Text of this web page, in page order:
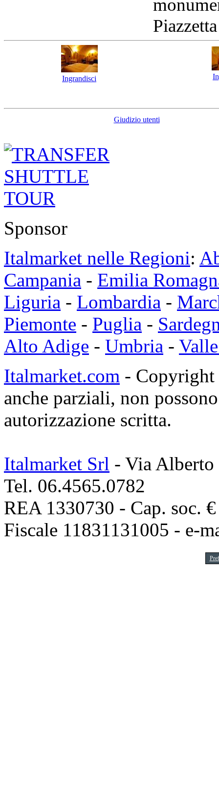
Ingrandisci
Giudizio utenti
Sponsor
Italmarket nelle Regioni:
Campania - Emilia
Liguria - Lombardia -
Piemonte - Puglia -
Alto Adige - Umbria -
Italmarket.com - Copyright
anche parziali, non
autorizzazione scritta.
Italmarket Srl - Via Alberto
Tel. 06.4565.0782
REA 1330730 - Cap. soc.
Fiscale 11831131005 - e-